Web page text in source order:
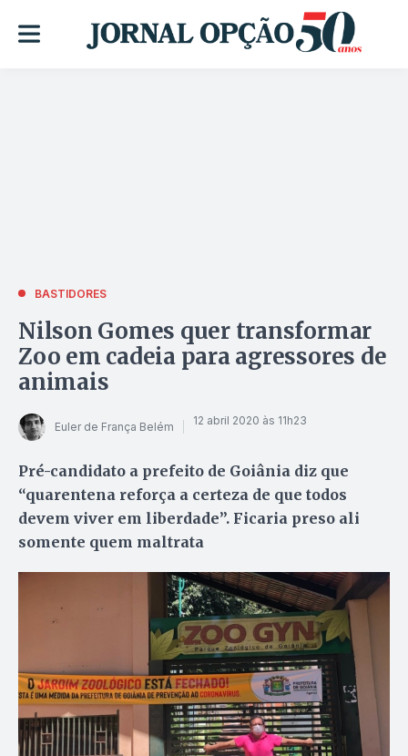
BASTIDORES
Nilson Gomes quer transformar
Zoo em cadeia para agressores de
animais
Euler de França Belém 12 abril 2020 às 11h23
Pré-candidato a prefeito de Goiânia diz que
“quarentena reforça a certeza de que todos
devem viver em liberdade”. Ficaria preso ali
somente quem maltrata